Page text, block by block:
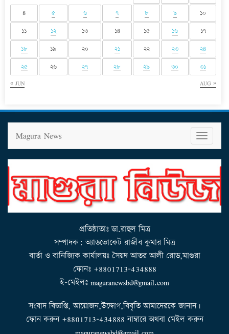
« JUN AUG »
৪ ৫ ৬ ৭ ৮ ৯ ১০
১১ ১২ ১৩ ১৪ ১৫ ১৬ ১৭
১৮ ১৯ ২০ ২১ ২২ ২৩ ২৪
২৫ ২৬ ২৭ ২৮ ২৯ ৩০ ৩১
T
o
g
g
l
n
g
a
t
i
o
n
Magura News
প্রতিষ্ঠাতাঃ ডা.রাহুল মিত্র
সম্পাদক: অ্যাডভোকেট রাজীব কুমার মিত্র
বার্তা ও বানিজ্যিক কার্যালয়ঃ সৈয়দ আতর আলী রোড,মাগুরা
ফোনঃ +8801713-434888
ই-মেইলঃ maguranewsbd@gmail.com
সংবাদ বিজ্ঞপ্তি, আয়োজন,উদ্দোগ,বিবৃতি আমাদেরকে জানান।
ফোন করুন +8801713-434888 নাম্বারে অথবা মেইল করুন